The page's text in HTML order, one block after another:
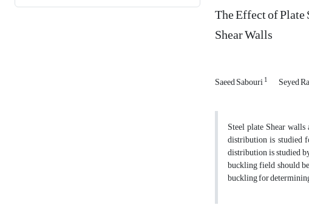
The Effect of
Shear Walls
Saeed Sabouri1 Seyed
Steel plate Shear
distribution is studied
distribution is studied
buckling field should
buckling for